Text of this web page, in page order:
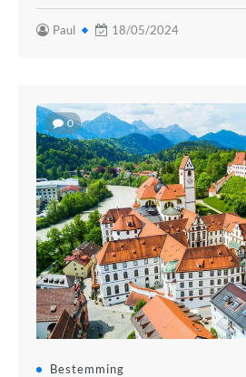
Paul 18/05/2024
0
Bestemming